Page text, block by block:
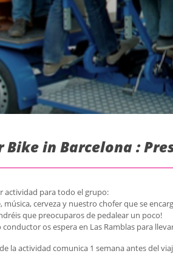
Bike in Barcelona :
actividad para todo el grupo:
música, cerveza y nuestro chofer que se
que preocuparos de pedalear un poco!
os espera en Las Ramblas para
la actividad comunica 1 semana antes del